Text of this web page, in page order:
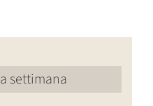
settimana